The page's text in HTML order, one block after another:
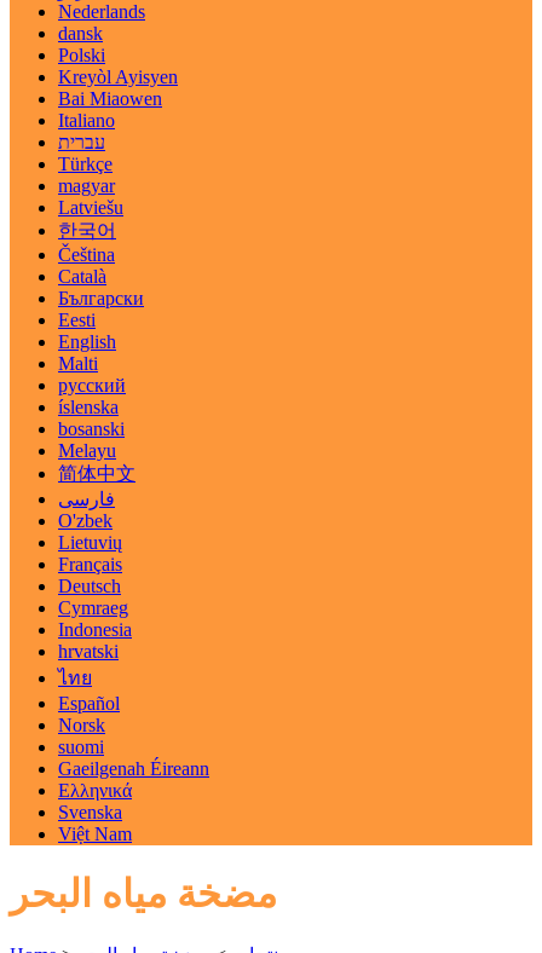
Nederlands
dansk
Polski
Kreyòl Ayisyen
Bai Miaowen
Italiano
עברית
Türkçe
magyar
Latviešu
한국어
Čeština
Català
Български
Eesti
English
Malti
русский
íslenska
bosanski
Melayu
简体中文
فارسی
O'zbek
Lietuvių
Français
Deutsch
Cymraeg
Indonesia
hrvatski
ไทย
Español
Norsk
suomi
Gaeilgenah Éireann
Ελληνικά
Svenska
Việt Nam
مضخة مياه البحر